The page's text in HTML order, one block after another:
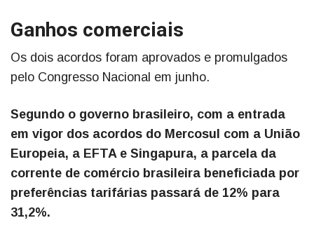
Ganhos comerciais
Os dois acordos foram aprovados e promulgados
pelo Congresso Nacional em junho.
Segundo o governo brasileiro, com a entrada
em vigor dos acordos do Mercosul com a União
Europeia, a EFTA e Singapura, a parcela da
corrente de comércio brasileira beneficiada por
preferências tarifárias passará de 12% para
31,2%.